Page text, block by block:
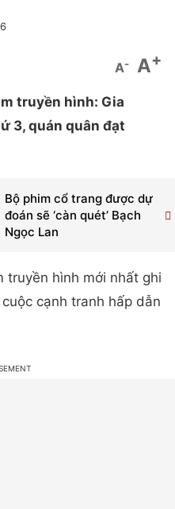
A- A+
truyền hình: Gia
3, quán quân đạt
Bộ phim cổ trang được dự
đoán sẽ ‘càn quét’ Bạch
Ngọc Lan
truyền hình mới nhất ghi
cạnh tranh hấp dẫn